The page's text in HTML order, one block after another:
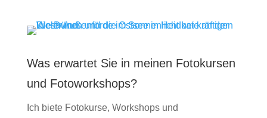
Was erwartet Sie in meinen Fotokursen
und Fotoworkshops?
Ich biete Fotokurse, Workshops und